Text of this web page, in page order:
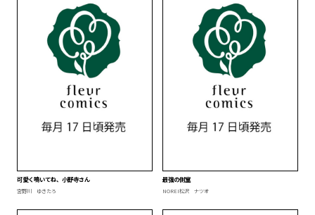
可愛く鳴いてね、小野寺さん
宮野川 ゆきたろ
最強の側室
NOREI松沢 ナツオ